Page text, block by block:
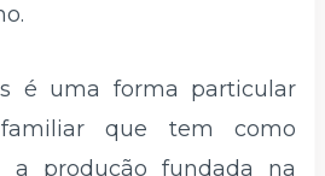
é uma forma particular
que tem como
a produção fundada na